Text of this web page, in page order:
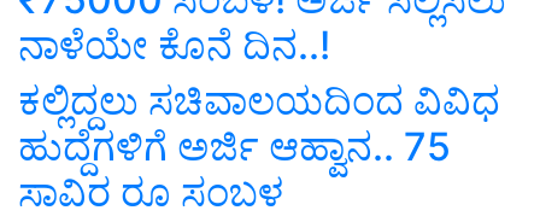
ನಾಳೆಯೇ ಕೊನೆ ದಿನ..!
ಕಲ್ಲಿದ್ದಲು ಸಚಿವಾಲಯದಿಂದ ವಿವಿಧ
ಹುದ್ದೆಗಳಿಗೆ ಅರ್ಜಿ ಆಹ್ವಾನ.. 75
ಸಾವಿರ ರೂ ಸಂಬಳ